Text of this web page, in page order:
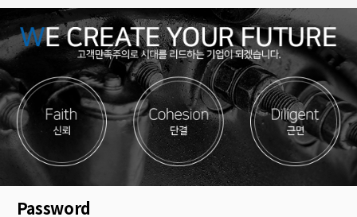
Password